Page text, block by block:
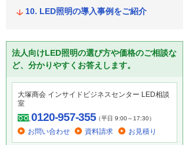
LED照明の導入事例をご紹介
法人向けLED照明の選び方や価格のご相談な
ど、分かりやすくお答えします。
大塚商会 インサイドビジネスセンター LED相談
室
0120-957-355（平日 9:00～17:30）
お問い合わせ 資料請求 お見積り